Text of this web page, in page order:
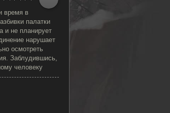
время в
палатки
и не планирует
нарушает
осмотреть
Заблудившись,
человеку